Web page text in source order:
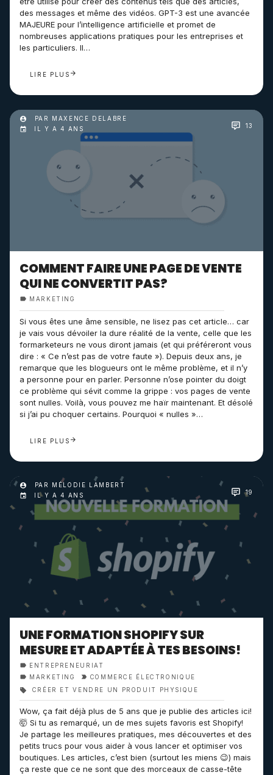
des messages et même des vidéos. GPT-3 est une avancée
MAJEURE pour l’intelligence artificielle et promet de
nombreuses applications pratiques pour les entreprises et
les particuliers. Il…
LIRE PLUS
COMMENT FAIRE UNE PAGE DE VENTE
QUI NE CONVERTIT PAS?
MARKETING
Si vous êtes une âme sensible, ne lisez pas cet article… car
je vais vous dévoiler la dure réalité de la vente, celle que les
formarketeurs ne vous diront jamais (et qui préféreront vous
dire : « Ce n’est pas de votre faute »). Depuis deux ans, je
remarque que les blogueurs ont le même problème, et il n’y
a personne pour en parler. Personne n’ose pointer du doigt
ce problème qui sévit comme la grippe : vos pages de vente
sont nulles. Voilà, vous pouvez me haïr maintenant. Et désolé
si j’ai pu choquer certains. Pourquoi « nulles »…
LIRE PLUS
PAR MAXENCE DELABRE
IL Y A 4 ANS
13
UNE FORMATION SHOPIFY SUR
MESURE ET ADAPTÉE À TES BESOINS!
ENTREPRENEURIAT
MARKETING
COMMERCE ÉLECTRONIQUE
CRÉER ET VENDRE UN PRODUIT PHYSIQUE
Wow, ça fait déjà plus de 5 ans que je publie des articles ici!
🤯 Si tu as remarqué, un de mes sujets favoris est Shopify!
Je partage les meilleures pratiques, mes découvertes et des
petits trucs pour vous aider à vous lancer et optimiser vos
boutiques. Les articles, c’est bien (surtout les miens 😉) mais
ça reste que ce ne sont que des morceaux de casse-tête
PAR MÉLODIE LAMBERT
IL Y A 4 ANS
19